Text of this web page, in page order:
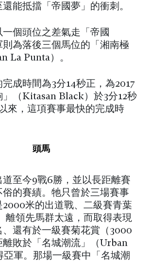
能抵擋「帝國夢」的衝刺。
一個頭位之差氣走「帝國
為落後三個馬位的「湘南極
La Punta）。
完成時間為3分14秒正，為2017
」（Kitasan Black）於3分12秒
來，這項賽事最快的完成時
頭馬
道至今9戰6勝，並以長距離賽
俗的賽績。牠只曾於三場賽事
2000米的出道戰、二級賽青葉
離領先馬群太遠，而取得表現
、還有於一級賽菊花賞（3000
離敗於「名城潮流」（Urban
亞軍。那場一級賽中「名城潮